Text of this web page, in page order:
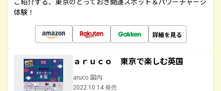
体験！
詳細を見る
ａｒｕｃｏ 東京で楽しむ英国
aruco 国内
2022.10.14 発売